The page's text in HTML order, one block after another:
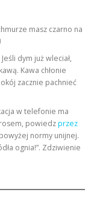
masz czarno na
Jeśli dym już wleciał,
Kawa chłonie
zacznie pachnieć
w telefonie ma
powiedzprzez
normy unijnej.
ognia!”. Zdziwienie